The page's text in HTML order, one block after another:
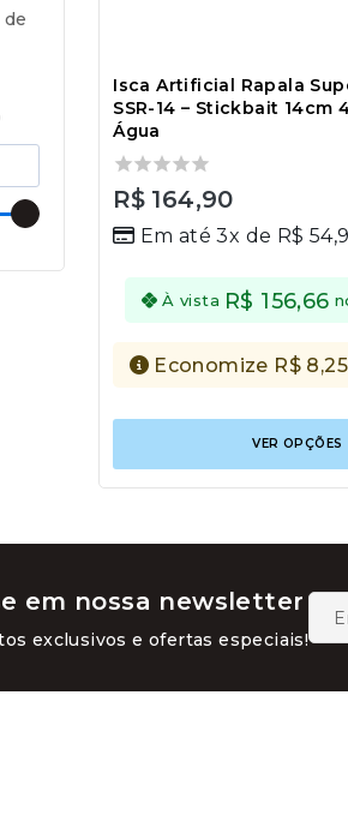
Isca Artificial Rapala
SSR-14 – Stickbait 14cm
Água
0
of
R$ 164,90
Em até 3x de R$
À vista R$ 156,66
Economize R$ 8,25
VER OPÇÕES
em nossa newsletter
exclusivos e ofertas especiais!